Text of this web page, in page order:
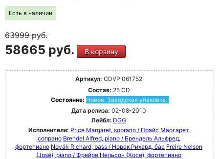
Есть в наличии
63999руб.
58665 руб. В корзину
Артикул: CDVP 061752
Состав: 25 CD
Состояние: Новое. Заводская упаковка.
Дата релиза: 02-08-2010
Лейбл: DGG
Исполнители: Price Margaret, soprano / Прайс Маргарет,
сопрано Brendel Alfred, piano / Брендель Альфред,
фортепиано Novák Richard, bass / Новак Рихард, бас Freire Nelson
(José), piano / Фрейре Нельсон (Хосе), фортепиано